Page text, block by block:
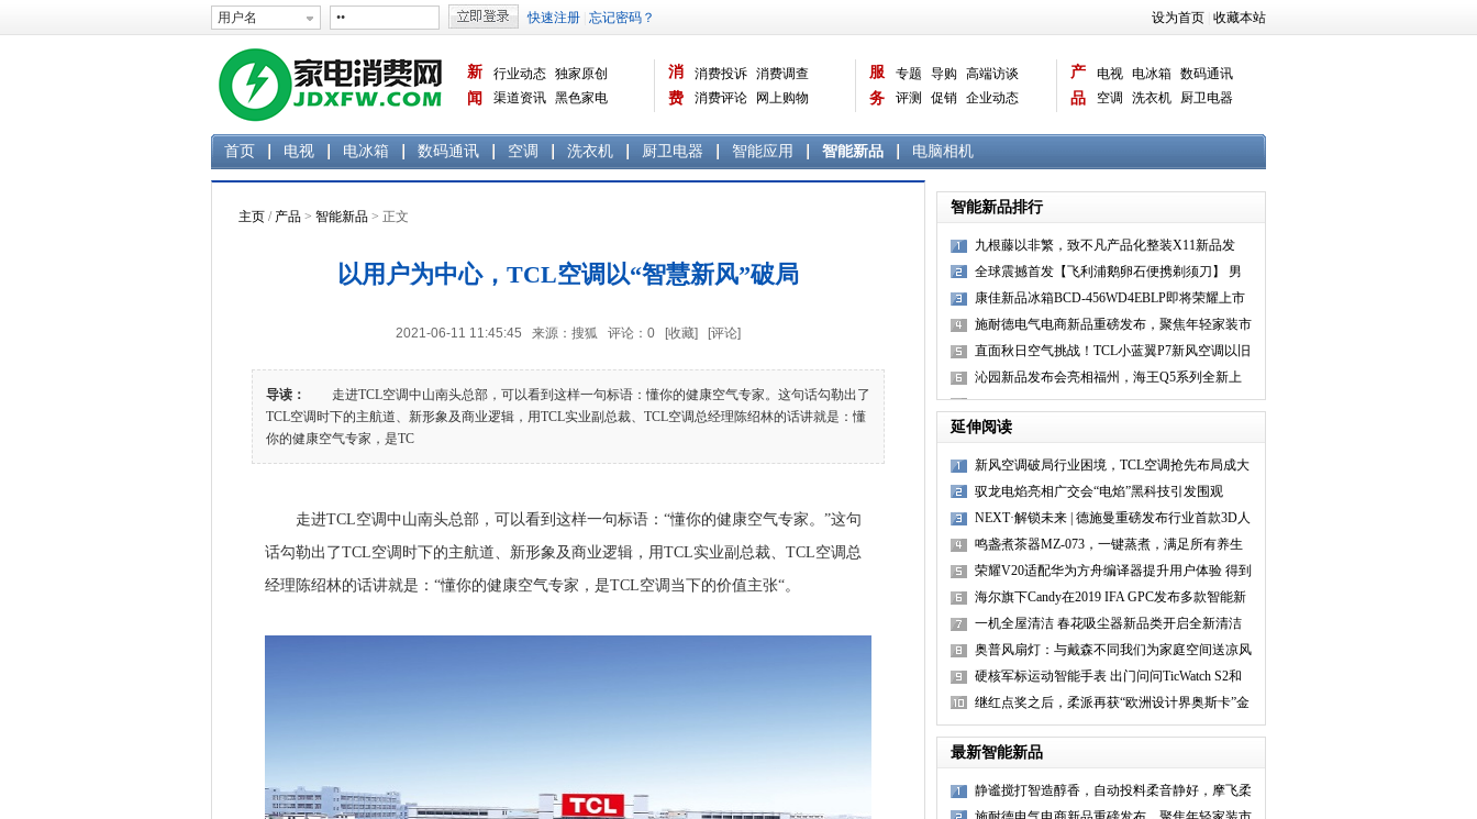
设为首页 收藏本站
新
闻
行业动态 独家原创
渠道资讯 黑色家电
消
费
消费投诉 消费调查
消费评论
网上购物
曝光台 品牌关注
服
务
专题 导购
高端访谈
评测
促销 企业动态
产
品
电视 电冰箱 数码通讯
空调
洗衣机
厨卫电器
首页 电视 电冰箱 数码通讯 空调 洗衣机 厨卫电器 智能应用 智能新品 电脑相机
主页 / 产品 > 智能新品 > 正文
以用户为中心，TCL空调以“智慧新风”破局
2021-06-11 11:45:45 来源：搜狐 评论： 0 [收藏] [评论]
导读：
走进TCL空调中山南头总部，可以看到这样一句标语：懂你的健康空气专家。这句话勾勒出了
TCL空调时下的主航道、新形象及商业逻辑，用TCL实业副总裁、TCL空调总经理陈绍林的话讲就是：懂
你的健康空气专家，是TC
走进TCL空调中山南头总部，可以看到这样一句标语：“懂你的健康空气专家。”这句
话勾勒出了TCL空调时下的主航道、新形象及商业逻辑，用TCL实业副总裁、TCL空调总
经理陈绍林的话讲就是：“懂你的健康空气专家，是TCL空调当下的价值主张“。
智能新品排行
九根藤以非繁，致不凡产品化整装X11新品发
布，唤醒家装新时
全球震撼首发【飞利浦鹅卵石便携剃须刀】 男
人秒速爆改神器
康佳新品冰箱BCD-456WD4EBLP即将荣耀上市
施耐德电气电商新品重磅发布，聚焦年轻家装市
场推出皓隽系列
直面秋日空气挑战！TCL小蓝翼P7新风空调以旧
换新“氧”护全
沁园新品发布会亮相福州，海王Q5系列全新上
市！
延伸阅读
新风空调破局行业困境，TCL空调抢先布局成大
新风量新风空调
驭龙电焰亮相广交会“电焰”黑科技引发围观
NEXT·解锁未来 | 德施曼重磅发布行业首款3D人
脸识别智能
鸣盏煮茶器MZ-073，一键蒸煮，满足所有养生
需求
荣耀V20适配华为方舟编译器提升用户体验 得到
用户口碑认可
海尔旗下Candy在2019 IFA GPC发布多款智能新
品
一机全屋清洁 春花吸尘器新品类开启全新清洁
革命
奥普风扇灯：与戴森不同我们为家庭空间送凉风
硬核军标运动智能手表 出门问问TicWatch S2和
E2正式发布
继红点奖之后，柔派再获“欧洲设计界奥斯卡”金
奖
最新智能新品
静谧搅打智造醇香，自动投料柔音静好，摩飞柔